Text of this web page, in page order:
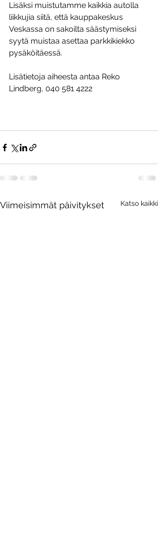
Lisäksi muistutamme kaikkia autolla
liikkujia siitä, että kauppakeskus
Veskassa on sakoilta säästymiseksi
syytä muistaa asettaa parkkikiekko
pysäköitäessä.
Lisätietoja aiheesta antaa Reko
Lindberg, 040 581 4222
Viimeisimmät päivitykset Katso kaikki